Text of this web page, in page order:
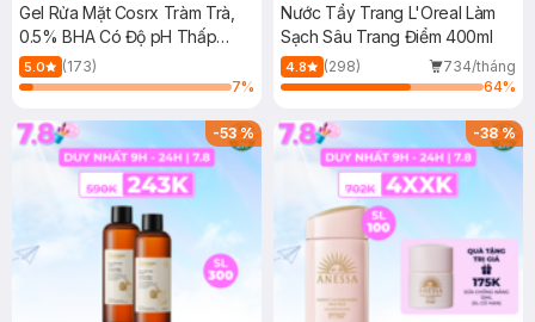
Gel Rửa Mặt Cosrx Tràm Trà,
0.5% BHA Có Độ pH Thấp
150ml
5.0
(173)
7%
Nước Tẩy Trang L'Oreal Làm
Sạch Sâu Trang Điểm 400ml
4.8 (298)
734/tháng
64%
-53% -38%